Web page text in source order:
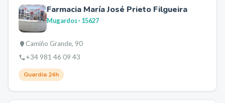
Farmacia María José Prieto Filgueira
Mugardos· 15627
Camiño Grande, 90
+34 981 46 09 43
Guardia 24h